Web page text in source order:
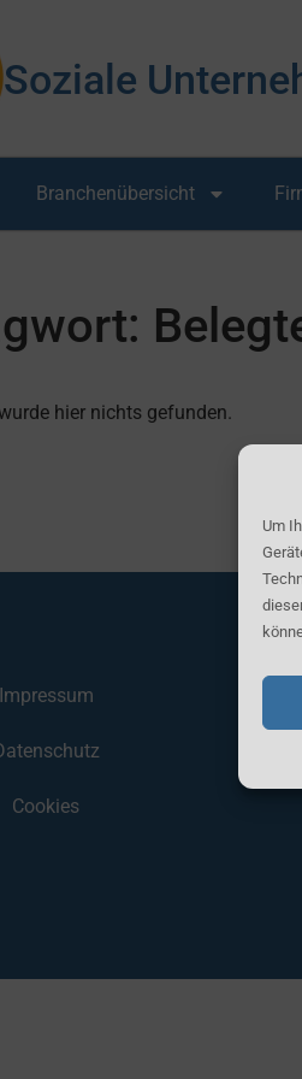
Um
Soziale
Branchenübersicht
hier nichts gefunden.
Impressum
Cookies